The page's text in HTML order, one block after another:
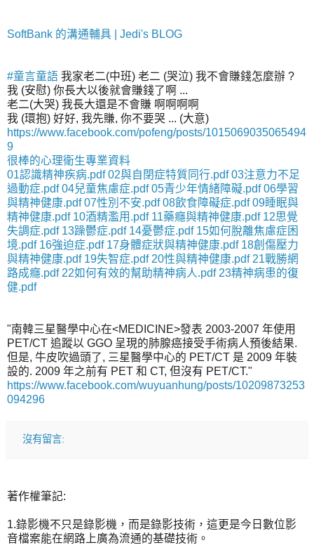
SoftBank 的溝通輔具 | Jedi's BLOG
#‎童言童語‬ 我家老二(中班) 老二 (哭泣) 我不會賺錢怎麼辦 ?
我 (安慰) 你長大以後就會賺錢了啊 ...
老二(大哭) 我長大還是不會賺 啊啊啊啊
我 (環抱) 好好, 我先賺, 你不要哭 ... (大意)
https://www.facebook.com/pofeng/posts/1015069035065494
9
很棒的心理衛生專業資料
01認識精神疾病.pdf 02與自閉症特質同行.pdf 03注意力不足
過動症.pdf 04兒童焦慮症.pdf05青少年情緒障礙.pdf06學習
與精神健康.pdf 07性別不安.pdf 08飲食障礙症.pdf 09睡眠與
精神健康.pdf 10酒精濫用.pdf 11藥癮與精神健康.pdf 12思覺
失調症.pdf 13躁鬱症.pdf 14憂鬱症.pdf 15如何脫離焦慮症困
境.pdf 16強迫症.pdf 17身體症狀與精神健康.pdf 18創傷壓力
與精神健康.pdf 19失智症.pdf 20性與精神健康.pdf 21戰勝網
路成癮.pdf 22如何有效的幫助精神病人.pdf 23精神病患的復
健.pdf
"南韓三星醫學中心在<MEDICINE>發表 2003-2007 年使用
PET/CT 追蹤以 GGO 呈現的肺腺癌接受手術病人預後結果.
但是, 牛皮吹過頭了, 三星醫學中心的 PET/CT 是 2009 年裝
設的. 2009 年之前有 PET 和 CT, 但沒有 PET/CT."
https://www.facebook.com/wuyuanhung/posts/10209873253
094296
沒有留言:
著作權筆記:
1.錄影機不只是錄影機，而是錄影技術，這更是今日數位影
音檔案能在網路上廣為流通的基礎技術。